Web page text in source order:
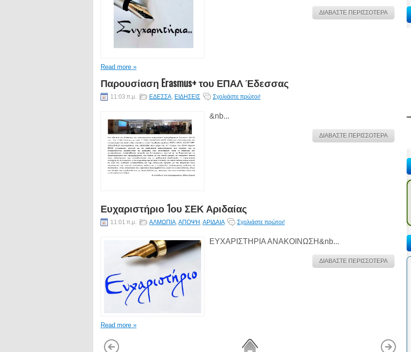
ΔΙΑΒΑΣΤΕ ΠΕΡΙΣΣΟΤΕΡΑ
Read more »
Παρουσίαση Erasmus+ του ΕΠΑΛ Έδεσσας
11:03 π.μ. ΕΔΕΣΣΑ, ΕΙΔΗΣΕΙΣ Σχολιάστε πρώτοι!
&nb...
ΔΙΑΒΑΣΤΕ ΠΕΡΙΣΣΟΤΕΡΑ
Ευχαριστήριο 1ου ΣΕΚ Αριδαίας
11:01 π.μ. ΑΛΜΩΠΙΑ,ΑΠΟΨΗ ,ΑΡΙΔΑΙΑ Σχολιάστε πρώτοι!
ΕΥΧΑΡΙΣΤΗΡΙΑ ΑΝΑΚΟΙΝΩΣΗ&nb...
ΔΙΑΒΑΣΤΕ ΠΕΡΙΣΣΟΤΕΡΑ
Read more »